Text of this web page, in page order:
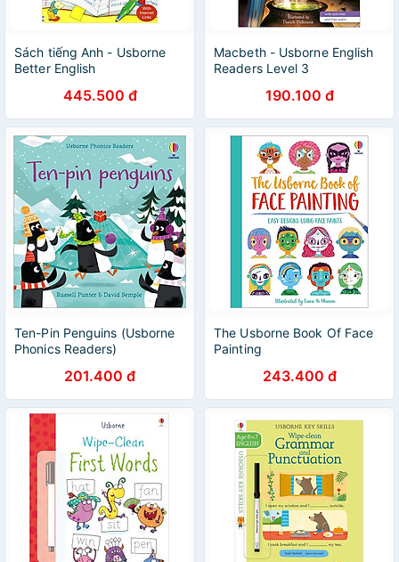
Sách tiếng Anh - Usborne
Better English
445.500 đ
Macbeth - Usborne English
Readers Level 3
190.100 đ
Ten-Pin Penguins (Usborne
Phonics Readers)
201.400 đ
The Usborne Book Of Face
Painting
243.400 đ